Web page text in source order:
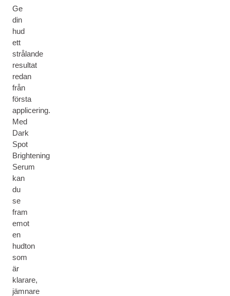
Ge
din
hud
ett
strålande
resultat
redan
från
första
applicering.
Med
Dark
Spot
Brightening
Serum
kan
du
se
fram
emot
en
hudton
som
är
klarare,
jämnare